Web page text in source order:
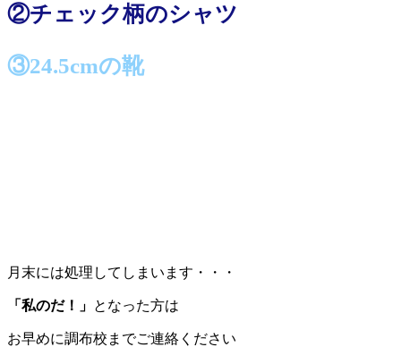
②チェック柄のシャツ
③24.5cmの靴
月末には処理してしまいます・・・
「私のだ！」 となった方は
お早めに調布校までご連絡ください